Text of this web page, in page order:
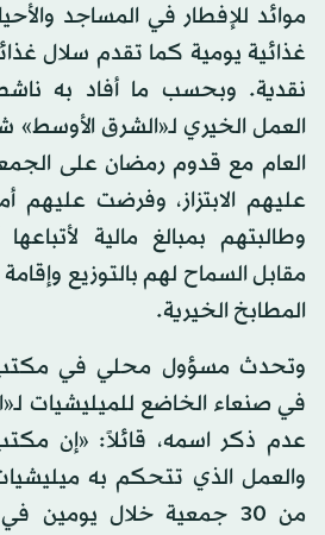
موائد للإفطار في المساجد
غذائية يومية كما تقدم سلال
نقدية. وبحسب ما أفاد به
العمل الخيري لـ«الشرق الأوسط»
العام مع قدوم رمضان على
عليهم الابتزاز، وفرضت عليهم
وطالبتهم بمبالغ مالية
مقابل السماح لهم بالتوزيع وإقامة
المطابخ الخيرية.
وتحدث مسؤول محلي في مكتب
في صنعاء الخاضع للميليشيات
عدم ذكر اسمه، قائلاً: «إن
والعمل الذي تتحكم به
من 30 جمعية خلال يومين